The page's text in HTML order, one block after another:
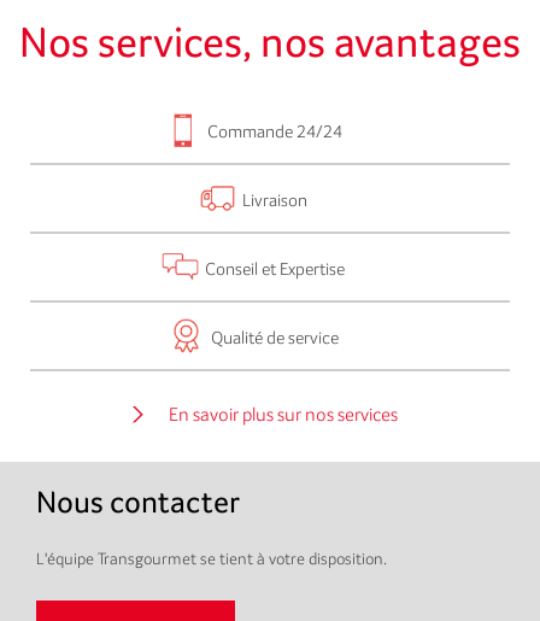
Nos services, nos avantages
Commande 24/24
Livraison
Conseil et Expertise
Qualité de service
En savoir plus sur nos services
Nous contacter
L'équipe Transgourmet se tient à votre disposition.